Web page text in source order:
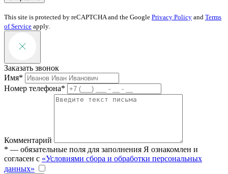
This site is protected by reCAPTCHA and the Google Privacy Policy and Terms
of Service apply.
Заказать звонок
Имя*
Номер телефона*
Комментарий
* — обязательные поля для заполнения Я ознакомлен и
согласен с «Условиями сбора и обработки персональных
данных»